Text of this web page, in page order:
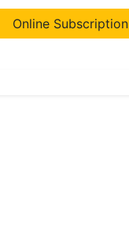
Online Subscription